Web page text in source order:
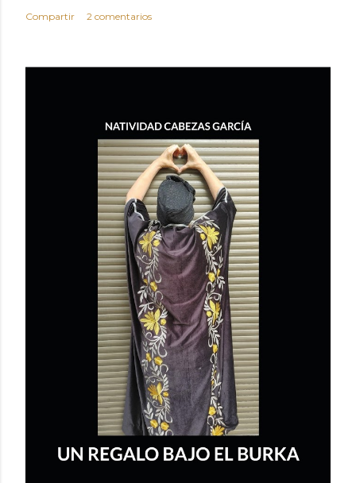
Compartir 2 comentarios